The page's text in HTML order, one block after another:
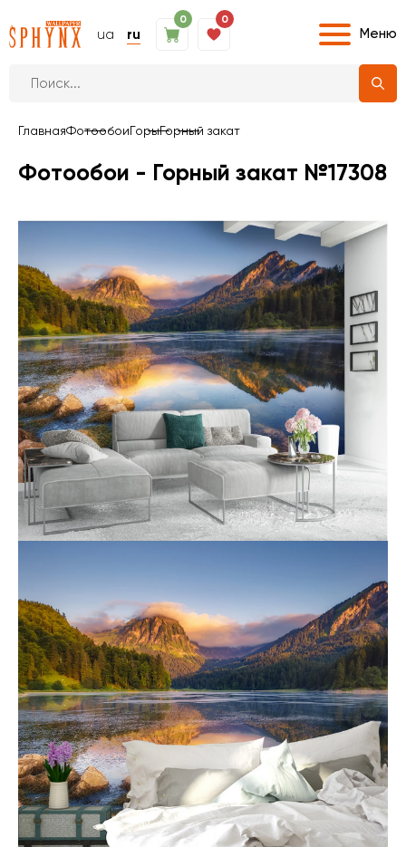
ua ru
0 0
Меню
ГлавнаяФотообоиГорыГорный закат
Фотообои - Горный закат №17308